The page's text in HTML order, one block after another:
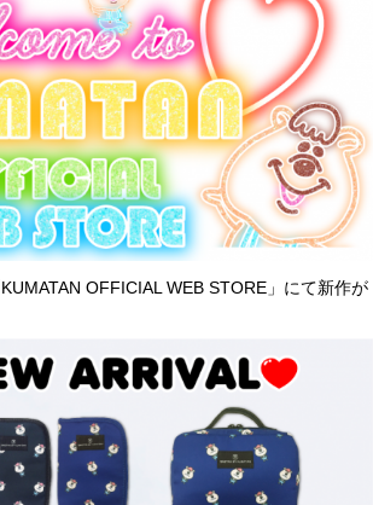
OFFICIAL WEB STORE」にて新作が